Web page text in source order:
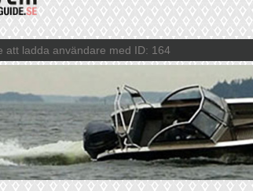
att ladda användare med ID: 164